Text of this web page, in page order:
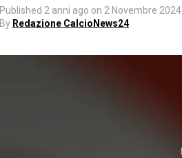
Published 2 anni ago on 2 Novembre 2024
By Redazione CalcioNews24